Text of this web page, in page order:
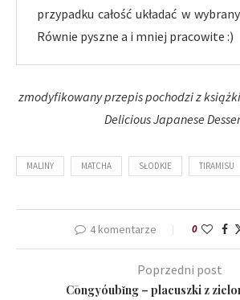
przypadku całość układać w
Równie pyszne a i mniej pracowite :)
zmodyfikowany przepis pochodzi z
Delicious Japanese
MALINY MATCHA SŁODKIE TIRAMISU
4 komentarze 0
Poprzedni post
Cōngyóubǐng – placuszki z